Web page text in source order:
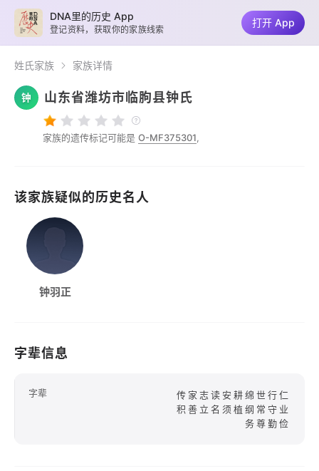
姓氏家族 家族详情
钟 山东省潍坊市临朐县钟氏
家族的遗传标记可能是 O-MF375301,
该家族疑似的历史名人
钟羽正
字辈信息
字辈
传家志读安耕绵世行仁
积善立名须植纲常守业
务尊勤俭
DNA里的历史 App
登记资料，获取你的家族线索
打开 App